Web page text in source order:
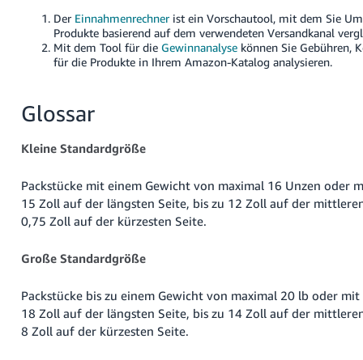
Der Einnahmenrechnerist ein Vorschautool, mit dem Sie
Produkte basierend auf dem verwendeten Versandkanal
Mit dem Tool für die Gewinnanalyse können Sie Gebühren,
für die Produkte in Ihrem Amazon-Katalog analysieren.
Glossar
Kleine Standardgröße
Packstücke mit einem Gewicht von maximal 16 Unzen oder
15 Zoll auf der längsten Seite, bis zu 12 Zoll auf der
0,75 Zoll auf der kürzesten Seite.
Große Standardgröße
Packstücke bis zu einem Gewicht von maximal 20 lb oder mit
18 Zoll auf der längsten Seite, bis zu 14 Zoll auf der
8 Zoll auf der kürzesten Seite.